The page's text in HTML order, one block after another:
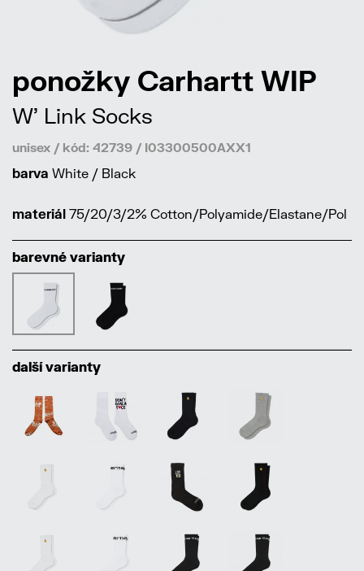
ponožky Carhartt WIP
W' Link Socks
unisex / kód: 42739 / I03300500AXX1
barva White / Black
materiál 75/20/3/2% Cotton/Polyamide/Elastane/Pol
barevné varianty
další varianty